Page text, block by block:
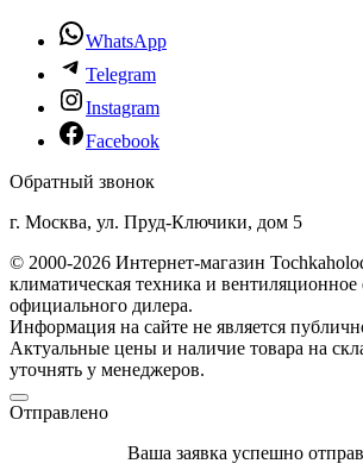
WhatsApp
Telegram
Instagram
Facebook
Обратный звонок
г. Москва, ул. Пруд-Ключики, дом 5
© 2000-2026 Интернет-магазин
климатическая техника и вентиляционное
официального дилера.
Информация на сайте не является
Актуальные цены и наличие товара на
уточнять у менеджеров.
Отправлено
Ваша заявка успешно